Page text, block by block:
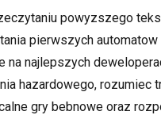
powyzszego
pierwszych automatow
na najlepszych
hazardowego, rozumiec
gry bebnowe oraz